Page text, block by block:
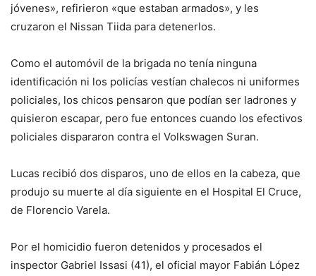
jóvenes», refirieron «que estaban armados», y les
cruzaron el Nissan Tiida para detenerlos.
Como el automóvil de la brigada no tenía ninguna
identificación ni los policías vestían chalecos ni uniformes
policiales, los chicos pensaron que podían ser ladrones y
quisieron escapar, pero fue entonces cuando los efectivos
policiales dispararon contra el Volkswagen Suran.
Lucas recibió dos disparos, uno de ellos en la cabeza, que
produjo su muerte al día siguiente en el Hospital El Cruce,
de Florencio Varela.
Por el homicidio fueron detenidos y procesados el
inspector Gabriel Issasi (41), el oficial mayor Fabián López